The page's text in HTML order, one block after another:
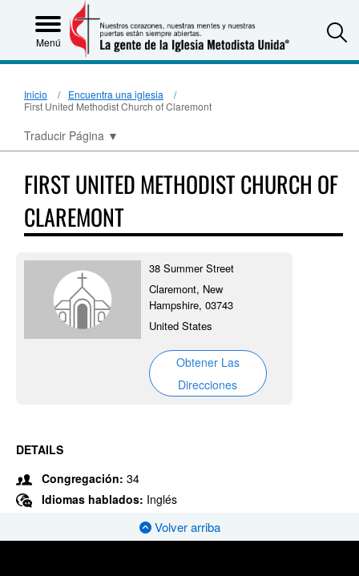
Menú
Inicio
Encuentra una iglesia
First United Methodist Church of Claremont
Traducir Página ▼
FIRST UNITED METHODIST CHURCH OF
CLAREMONT
38 Summer Street
Claremont, New
Hampshire, 03743
United States
Obtener Las
Direcciones
DETAILS
Congregación: 34
Idiomas hablados: Inglés
Volver arriba